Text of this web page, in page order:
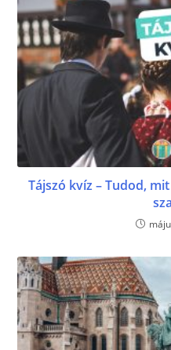
Tájszó kvíz – Tudod,